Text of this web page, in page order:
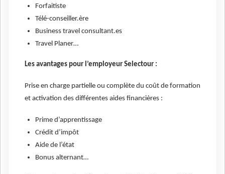
Forfaitiste
Télé-conseiller.ère
Business travel consultant.es
Travel Planer…
Les avantages pour l’employeur Selectour :
Prise en charge partielle ou complète du coût de formation
et activation des différentes aides financières :
Prime d’apprentissage
Crédit d’impôt
Aide de l’état
Bonus alternant…